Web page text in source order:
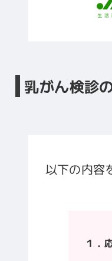
乳がん検診
以下の内容
１．